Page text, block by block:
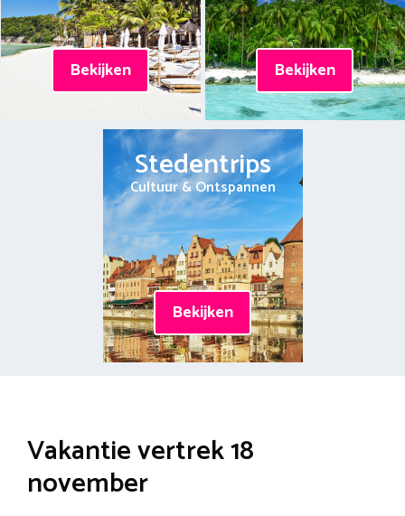
Bekijken Bekijken
Stedentrips
Cultuur & Ontspannen
Bekijken
Vakantie vertrek 18
november